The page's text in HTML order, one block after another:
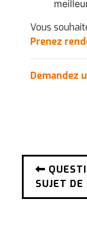
Vous
Prenez
Demandez
SUJET DE